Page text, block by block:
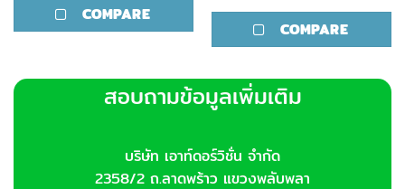
COMPARE
COMPARE
สอบถามข้อมูลเพิ่มเติม
บริษัท เอาท์ดอร์วิชั่น จำกัด
2358/2 ถ.ลาดพร้าว แขวงพลับพลา